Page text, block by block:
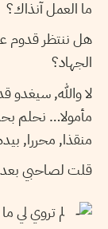
ما العمل آنذاك؟
هل ننتظر قدوم
الجهاد؟
لا والله, سيغدو
مأمولا… نحلم
منقذا, محررا,
قلت لصاحبي بعد
لم تروي لي